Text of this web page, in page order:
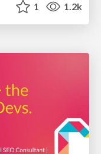
1 1.2k